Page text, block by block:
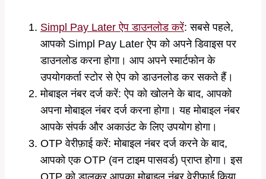
Simpl Pay Later ऐप डाउनलोड करें: सबसे पहले,
आपको Simpl Pay Later ऐप को अपने डिवाइस पर
डाउनलोड करना होगा। आप अपने स्मार्टफोन के
उपयोगकर्ता स्टोर से ऐप को डाउनलोड कर सकते हैं।
मोबाइल नंबर दर्ज करें: ऐप को खोलने के बाद, आपको
अपना मोबाइल नंबर दर्ज करना होगा। यह मोबाइल नंबर
आपके संपर्क और अकाउंट के लिए उपयोग होगा।
OTP वेरीफ़ाई करें: मोबाइल नंबर दर्ज करने के बाद,
आपको एक OTP (वन टाइम पासवर्ड) प्राप्त होगा। इस